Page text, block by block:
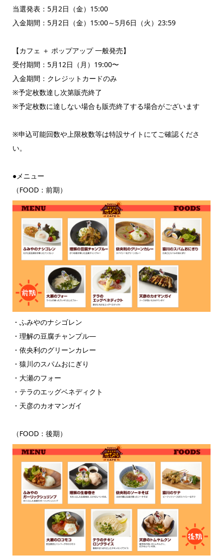
当選発表：5月2日（金）15:00
入金期間：5月2日（金）15:00～5月6日（火）23:59
【カフェ ＋ ポップアップ 一般発売】
受付期間：5月12日（月）19:00〜
入金期間：クレジットカードのみ
※予定枚数達し次第販売終了
※予定枚数に達しない場合も販売終了する場合がございます
※申込可能回数や上限枚数等は特設サイトにてご確認くださ
い。
●メニュー
（FOOD：前期）
・ふみやのナシゴレン
・理解の豆腐チャンプル―
・依央利のグリーンカレー
・猿川のスパムおにぎり
・大瀬のフォー
・テラのエッグベネディクト
・天彦のカオマンガイ
（FOOD：後期）